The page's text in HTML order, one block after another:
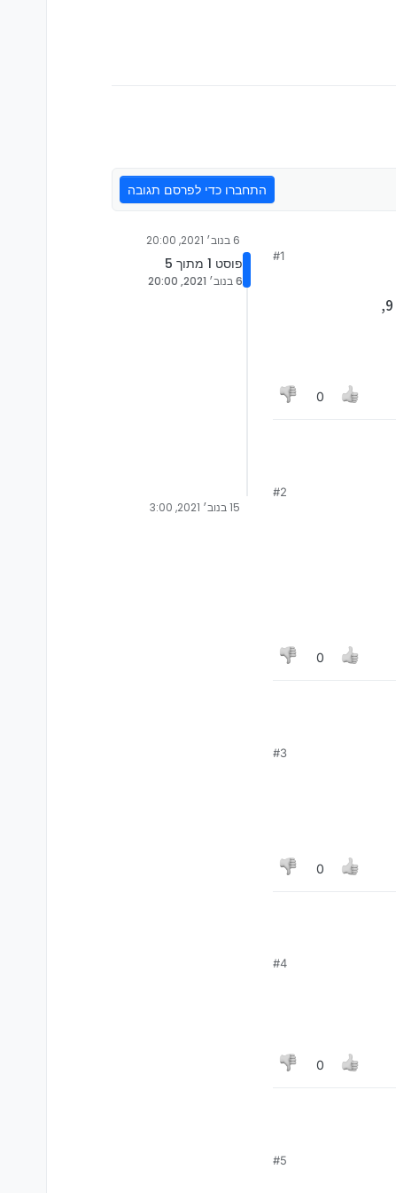
התחברו כדי לפרסם תגובה
#1
0
#2
0
#3
0
#4
0
#5
6 בנוב׳ 2021, 20:00
פוסט 1 מתוך 5
6 בנוב׳ 2021, 20:00
15 בנוב׳ 2021, 3:00